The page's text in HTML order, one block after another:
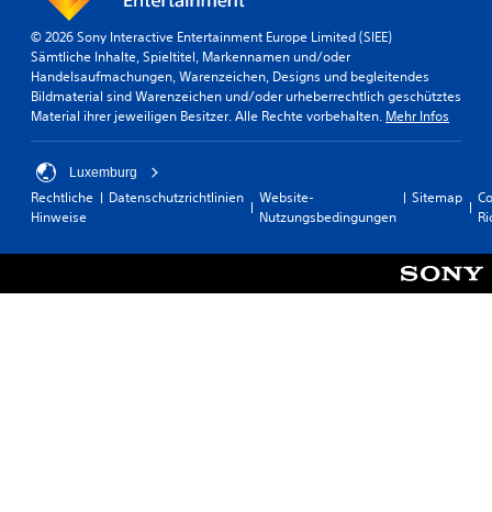
© 2026 Sony Interactive Entertainment Europe Limited (SIEE)
Sämtliche Inhalte, Spieltitel, Markennamen und/oder
Handelsaufmachungen, Warenzeichen, Designs und begleitendes
Bildmaterial sind Warenzeichen und/oder urheberrechtlich geschütztes
Material ihrer jeweiligen Besitzer. Alle Rechte vorbehalten. Mehr Infos
Luxemburg
Rechtliche
Hinweise
Datenschutzrichtlinien
Website-
Nutzungsbedingungen
Sitemap